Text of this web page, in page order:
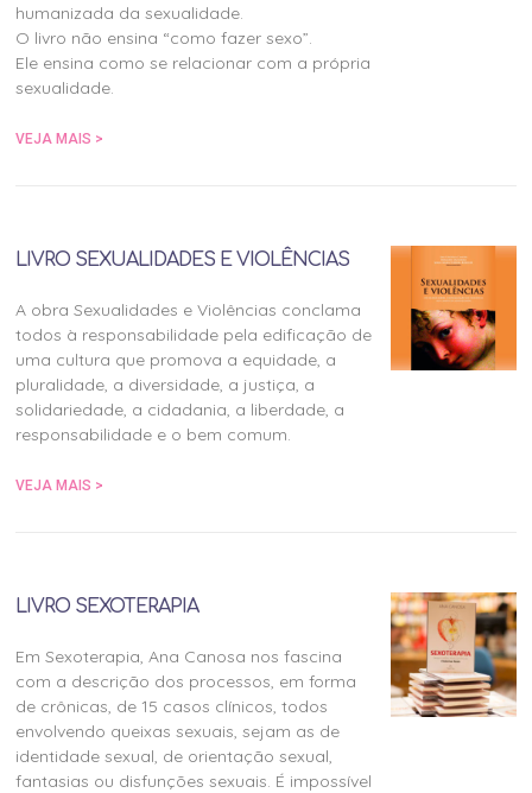
humanizada da sexualidade.
O livro não ensina “como fazer sexo”.
Ele ensina como se relacionar com a própria
sexualidade.
VEJA MAIS >
LIVRO SEXUALIDADES E VIOLÊNCIAS
A obra Sexualidades e Violências conclama
todos à responsabilidade pela edificação de
uma cultura que promova a equidade, a
pluralidade, a diversidade, a justiça, a
solidariedade, a cidadania, a liberdade, a
responsabilidade e o bem comum.
VEJA MAIS >
LIVRO SEXOTERAPIA
Em Sexoterapia, Ana Canosa nos fascina
com a descrição dos processos, em forma
de crônicas, de 15 casos clínicos, todos
envolvendo queixas sexuais, sejam as de
identidade sexual, de orientação sexual,
fantasias ou disfunções sexuais. É impossível